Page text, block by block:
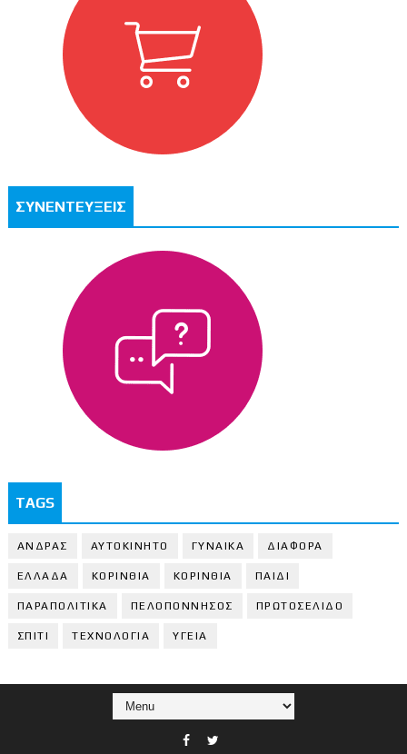
ΣΥΝΕΝΤΕΥΞΕΙΣ
TAGS
ΑΝΔΡΑΣ ΑΥΤΟΚΙΝΗΤΟ ΓΥΝΑΙΚΑ ΔΙΑΦΟΡΑ
ΕΛΛΑΔΑ ΚΟΡΙΝΘΙΑ ΚΟΡΙΝΘΙA ΠΑΙΔΙ
ΠΑΡΑΠΟΛΙΤΙΚΑ ΠΕΛΟΠΟΝΝΗΣΟΣ ΠΡΩΤΟΣΕΛΙΔΟ
ΣΠΙΤΙ ΤΕΧΝΟΛΟΓΙΑ ΥΓΕΙΑ